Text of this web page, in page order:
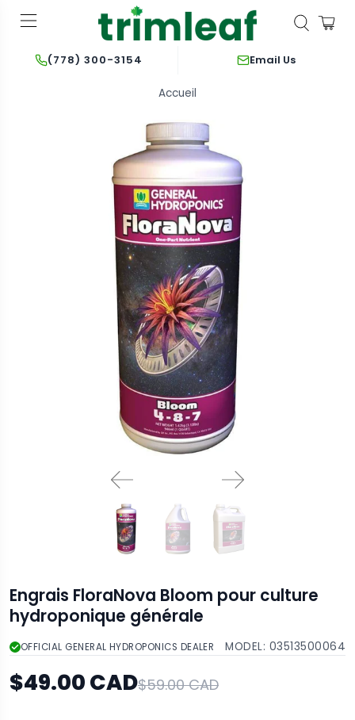
(778) 300-3154 Email Us
Accueil
Engrais FloraNova Bloom pour culture
hydroponique générale
OFFICIAL GENERAL HYDROPONICS DEALER MODEL: 03513500064
$49.00 CAD$59.00 CAD